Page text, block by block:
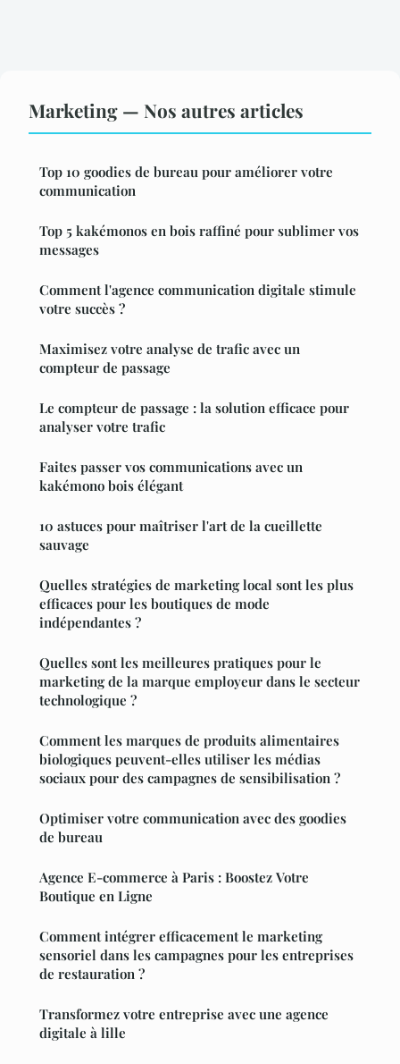
Marketing — Nos autres articles
Top 10 goodies de bureau pour améliorer votre
communication
Top 5 kakémonos en bois raffiné pour sublimer vos
messages
Comment l'agence communication digitale stimule
votre succès ?
Maximisez votre analyse de trafic avec un
compteur de passage
Le compteur de passage : la solution efficace pour
analyser votre trafic
Faites passer vos communications avec un
kakémono bois élégant
10 astuces pour maîtriser l'art de la cueillette
sauvage
Quelles stratégies de marketing local sont les plus
efficaces pour les boutiques de mode
indépendantes ?
Quelles sont les meilleures pratiques pour le
marketing de la marque employeur dans le secteur
technologique ?
Comment les marques de produits alimentaires
biologiques peuvent-elles utiliser les médias
sociaux pour des campagnes de sensibilisation ?
Optimiser votre communication avec des goodies
de bureau
Agence E-commerce à Paris : Boostez Votre
Boutique en Ligne
Comment intégrer efficacement le marketing
sensoriel dans les campagnes pour les entreprises
de restauration ?
Transformez votre entreprise avec une agence
digitale à lille